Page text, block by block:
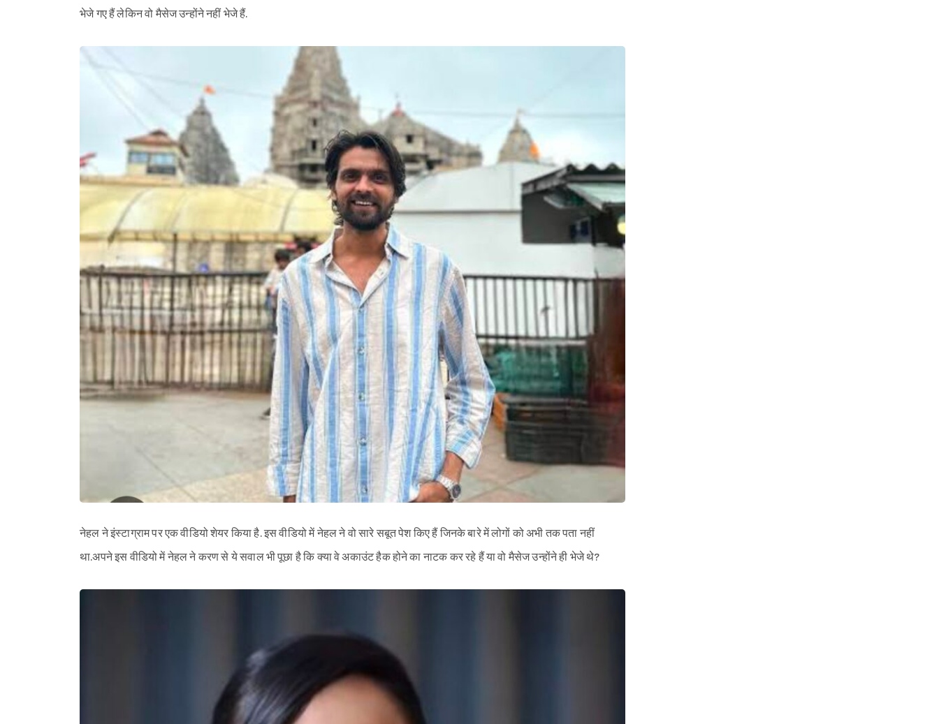
भेजे गए हैं लेकिन वो मैसेज उन्होंने नहीं भेजे हैं.
नेहल ने इंस्टाग्राम पर एक वीडियो शेयर किया है. इस वीडियो में नेहल ने वो सारे सबूत पेश किए हैं जिनके बारे में लोगों को अभी तक पता नहीं
था.अपने इस वीडियो में नेहल ने करण से ये सवाल भी पूछा है कि क्या वे अकाउंट हैक होने का नाटक कर रहे हैं या वो मैसेज उन्होंने ही भेजे थे?